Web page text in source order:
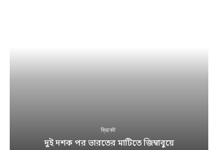
ক্রিকেট
দুই দশক পর ভারতের মাটিতে জিম্বাবুয়ে